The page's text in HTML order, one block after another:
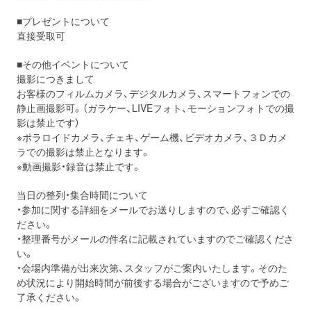
■プレゼントについて
直接受取可
■その他イベントについて
撮影につきまして
お客様のフィルムカメラ、デジタルカメラ、スマートフォンでの
静止画撮影可。（ガラケー、LIVEフォト、モーションフォトでの撮
影は禁止です）
※ポラロイドカメラ、チェキ、ゲーム機、ビデオカメラ、３Ｄカメ
ラでの撮影は禁止となります。
※動画撮影・録音は禁止です。
当日の整列・集合時間について
・参加に関する詳細をメールでお送りしますので、必ずご確認く
ださい。
・整理番号がメールの件名に記載されていますのでご確認くださ
い。
・会場内準備が出来次第、スタッフがご案内いたします。そのた
め状況により開始時間が前後する場合がございますので予めご
了承ください。